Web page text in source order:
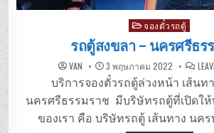
Posted
in
จองตั๋วรถตู้
รถตู้สงขลา – นครศรีธร
VAN 3 พฤษภาคม 2022
บริการจองตั๋วรถตู้ล่วงหน้า เส้นท
นครศรีธรรมราช มีบริษัทรถตู้ที่เปิดให้
ของเรา คือ บริษัทรถตู้ เส้นทาง นค